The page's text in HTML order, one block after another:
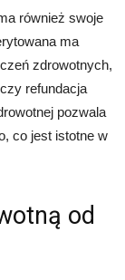
również swoje
ma
zdrowotnych,
refundacja
pozwala
co jest istotne w
od